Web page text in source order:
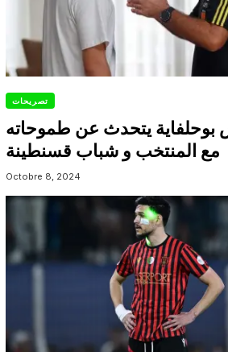
تصريحات
بوحلفاية يتحدث عن طموحاته
مع المنتخب و شباب قسنطينة
Octobre 8, 2024